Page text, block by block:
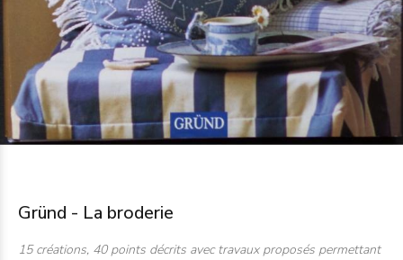
Gründ - La broderie
15 créations, 40 points décrits avec travaux proposés permettant